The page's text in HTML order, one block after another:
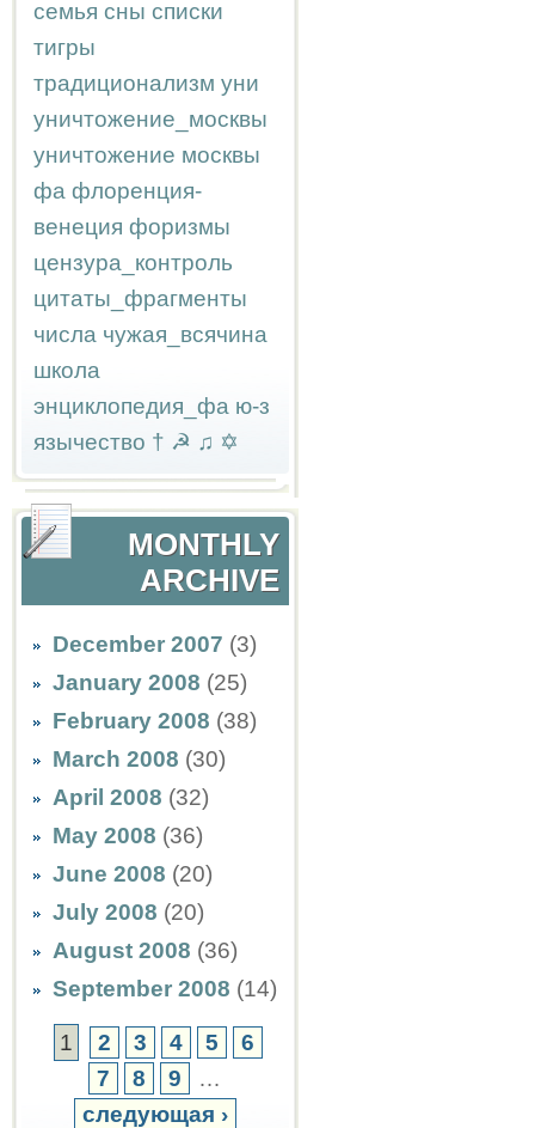
семья сны списки
тигры
традиционализм уни
уничтожение_москвы
уничтожение москвы
фа флоренция-
венеция форизмы
цензура_контроль
цитаты_фрагменты
числа чужая_всячина
школа
энциклопедия_фа ю-з
язычество † ☭ ♫ ✡
MONTHLY
ARCHIVE
December 2007 (3)
January 2008 (25)
February 2008 (38)
March 2008 (30)
April 2008 (32)
May 2008 (36)
June 2008 (20)
July 2008 (20)
August 2008 (36)
September 2008 (14)
1 2 3 4 5
6
7
8 9
…
следующая ›